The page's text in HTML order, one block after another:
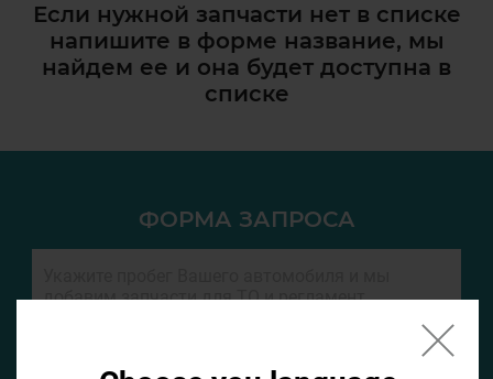
Если нужной запчасти нет в списке
напишите в форме название, мы
найдем ее и она будет доступна в
списке
ФОРМА ЗАПРОСА